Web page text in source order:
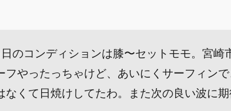
のコンディションは膝〜セットモモ。宮崎
フやったっちゃけど、あいにくサーフィンで
なくて日焼けしてたわ。また次の良い波に